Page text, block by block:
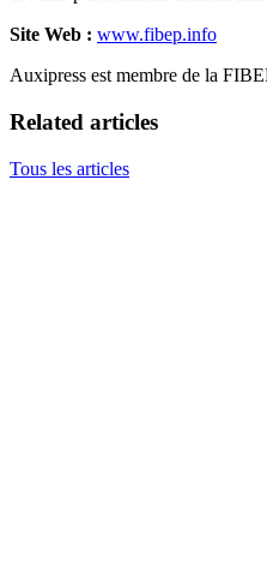
Site Web : www.fibep.info
Auxipress est membre de la
Related articles
Tous les articles